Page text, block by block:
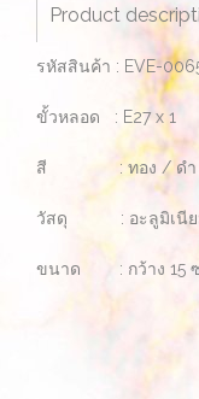
Product
รหัสสินค้า : EVE-
ขั้วหลอด : E27 x 1
สี : ทอง / ดำ
วัสดุ : อะลูมิเนียม
ขนาด : กว้าง 15 ซม